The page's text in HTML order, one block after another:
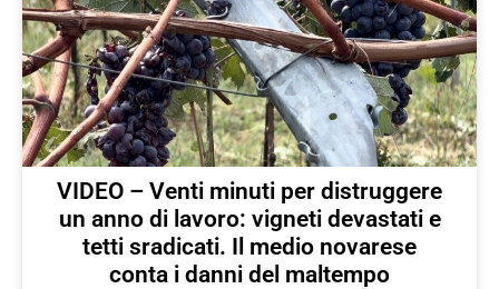
VIDEO – Venti minuti per distruggere
un anno di lavoro: vigneti devastati e
tetti sradicati. Il medio novarese
conta i danni del maltempo